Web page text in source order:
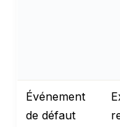
Événement
de défaut